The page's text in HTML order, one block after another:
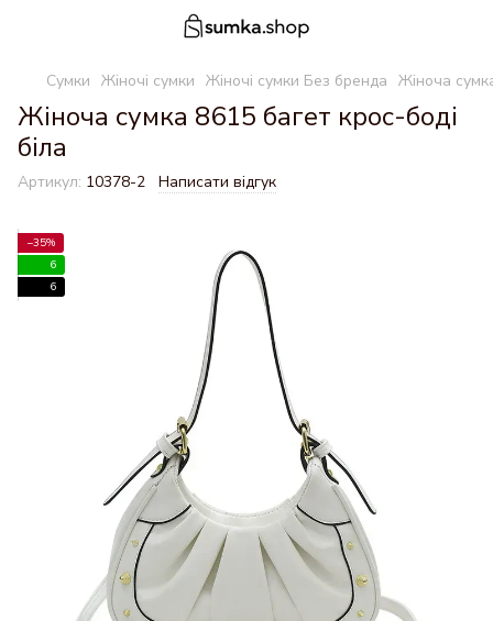
Сумки Жіночі сумки Жіночі сумки Без бренда Жіноча
Жіноча сумка 8615 багет крос-боді
біла
Артикул: 10378-2 Написати відгук
−35%
6
6